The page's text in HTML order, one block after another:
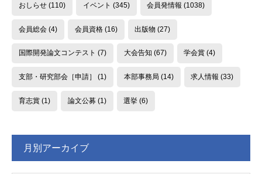
おしらせ(110) イベント (345) 会員発情報 (1038)
会員総会(4) 会員資格(16) 出版物 (27)
国際開発論文コンテスト (7) 大会告知 (67) 学会賞 (4)
支部・研究部会［申請］ (1) 本部事務局 (14) 求人情報 (33)
育志賞(1) 論文公募(1) 選挙 (6)
月別アーカイブ